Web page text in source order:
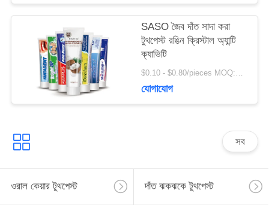
SASO জৈব দাঁত সাদা করা
টুথপেস্ট রঙিন ক্রিস্টাল অ্যান্টি
ক্যাভিটি
$0.10 - $0.80/pieces MOQ:500 টুকরা
যোগাযোগ
সব
ওরাল কেয়ার টুথপেস্ট দাঁত ঝকঝকে টুথপেস্ট